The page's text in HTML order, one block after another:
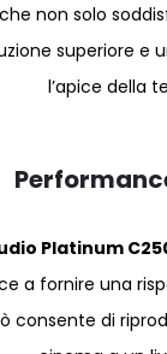
non solo
superiore
l’apice della
Platinum
a fornire una
consente di